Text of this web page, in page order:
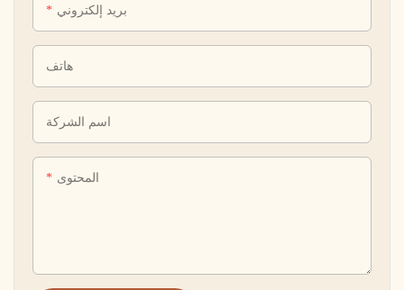
بريد إلكتروني
هاتف
اسم الشركة
المحتوى